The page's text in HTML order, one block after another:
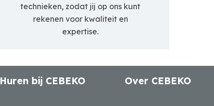
technieken, zodat jij op ons kunt
rekenen voor kwaliteit en
expertise.
Huren bij CEBEKO Over CEBEKO